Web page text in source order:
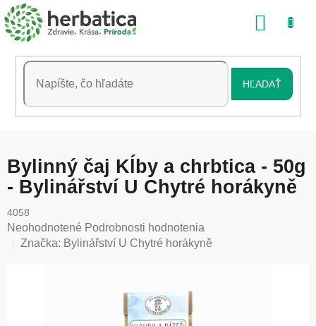
Prejsť
na
obsah
HĽADAŤ
Bylinný čaj Kĺby a chrbtica - 50g
- Bylinářství U Chytré horákyně
4058
Priemerné
hodnotenie
Neohodnotené Podrobnosti hodnotenia
Značka: Bylinářství U Chytré horákyně